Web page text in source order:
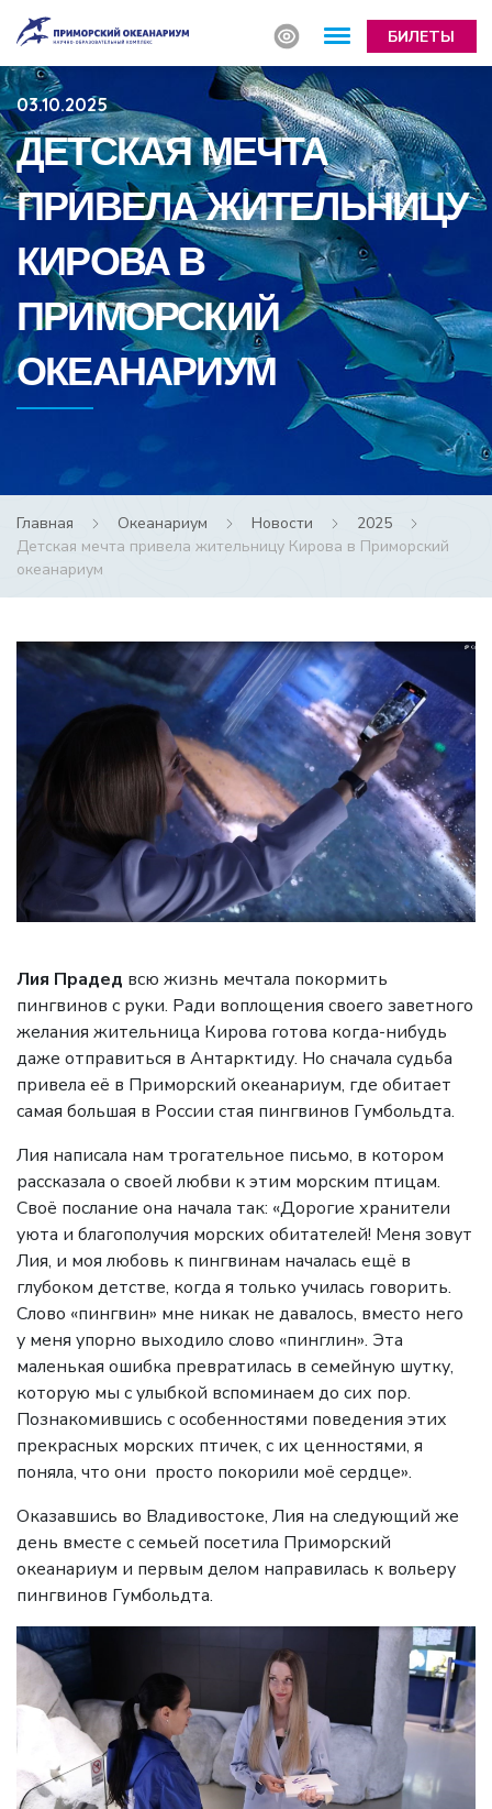
БИЛЕТЫ
03.10.2025
ДЕТСКАЯ МЕЧТА
ПРИВЕЛА ЖИТЕЛЬНИЦУ
КИРОВА В
ПРИМОРСКИЙ
ОКЕАНАРИУМ
Главная Океанариум Новости
2025
Детская мечта привела жительницу Кирова в Приморский
океанариум
Лия Прадед всю жизнь мечтала покормить
пингвинов с руки. Ради воплощения своего заветного
желания жительница Кирова готова когда-нибудь
даже отправиться в Антарктиду. Но сначала судьба
привела её в Приморский океанариум, где обитает
самая большая в России стая пингвинов Гумбольдта.
Лия написала нам трогательное письмо, в котором
рассказала о своей любви к этим морским птицам.
Своё послание она начала так: «Дорогие хранители
уюта и благополучия морских обитателей! Меня зовут
Лия, и моя любовь к пингвинам началась ещё в
глубоком детстве, когда я только училась говорить.
Слово «пингвин» мне никак не давалось, вместо него
у меня упорно выходило слово «пинглин». Эта
маленькая ошибка превратилась в семейную шутку,
которую мы с улыбкой вспоминаем до сих пор.
Познакомившись с особенностями поведения этих
прекрасных морских птичек, с их ценностями, я
поняла, что они просто покорили моё сердце».
Оказавшись во Владивостоке, Лия на следующий же
день вместе с семьей посетила Приморский
океанариум и первым делом направилась к вольеру
пингвинов Гумбольдта.